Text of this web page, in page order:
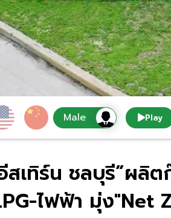
Play
สเทิร์น ชลบุรี”ผลิ
ไฟฟ้า มุ่ง"Net